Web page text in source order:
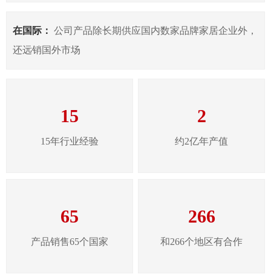
在国际： 公司产品除长期供应国内数家品牌家居企业外，
还远销国外市场
15
15年行业经验
2
约2亿年产值
65
产品销售65个国家
266
和266个地区有合作